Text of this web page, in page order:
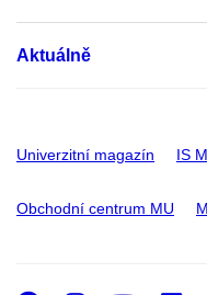
Aktuálně
Univerzitní magazín IS
Obchodní centrum MU